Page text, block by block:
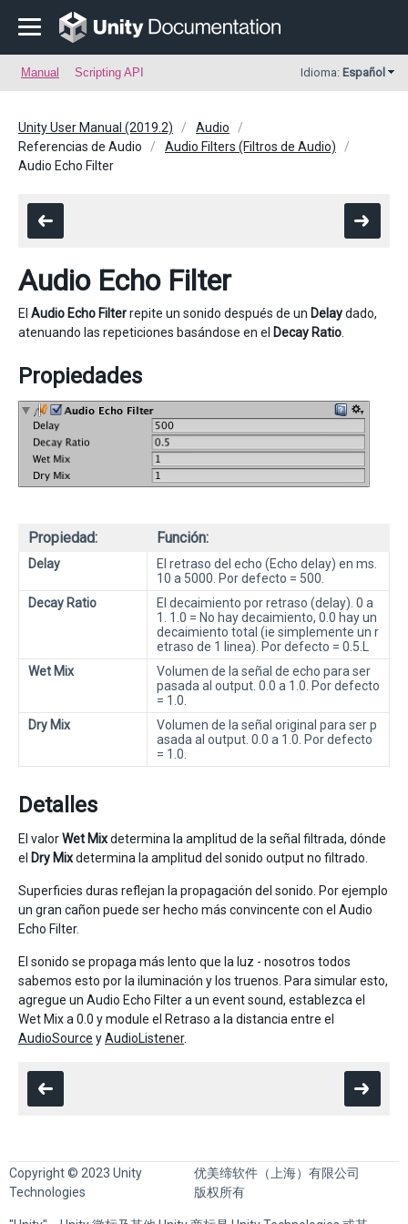
Manual Scripting API Idioma: Español
Unity User Manual (2019.2)
Audio
Referencias de Audio
Audio Filters (Filtros de Audio)
Audio Echo Filter
Audio Echo Filter
El Audio Echo Filterrepite un sonido después de un Delaydado,
atenuando las repeticiones basándose en el Decay Ratio
Propiedades
Propiedad: Función:
Delay
El retraso del echo (Echo delay) en ms.
10 a 5000. Por defecto = 500.
Decay Ratio
El decaimiento por retraso (delay). 0 a
1. 1.0 = No hay decaimiento, 0.0 hay un
decaimiento total (ie simplemente un r
etraso de 1 linea). Por defecto = 0.5.L
Wet Mix
Volumen de la señal de echo para ser
pasada al output. 0.0 a 1.0. Por defecto
= 1.0.
Dry Mix
Volumen de la señal original para ser p
asada al output. 0.0 a 1.0. Por defecto
= 1.0.
Detalles
El valorWet Mixdetermina la amplitud de la señal filtrada, dónde
el Dry Mixdetermina la amplitud del sonido output no filtrado.
Superficies duras reflejan la propagación del sonido. Por ejemplo
un gran cañon puede ser hecho más convincente con el Audio
Echo Filter.
El sonido se propaga más lento que la luz - nosotros todos
sabemos esto por la iluminación y los truenos. Para simular esto,
agregue un Audio Echo Filter a un event sound, establezca el
Wet Mix a 0.0 y module el Retraso a la distancia entre el
AudioSource yAudioListener.
Copyright © 2023 Unity
Technologies
优美缔软件（上海）有限公司
版权所有